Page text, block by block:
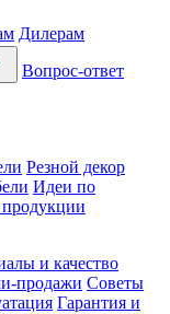
Дилерам
Вопрос-ответ
Резной декор
Идеи по
и качество
продажи Советы
Гарантия и